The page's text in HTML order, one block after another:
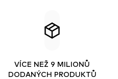
VÍCE NEŽ 9 MILIONŮ
DODANÝCH PRODUKTŮ